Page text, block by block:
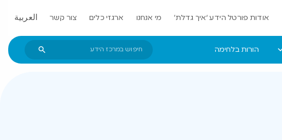
אודות פורטל הידע ‘איך גדלת’ מי אנחנו ארגזי כלים צור קשר العربية
הורות בלחימה